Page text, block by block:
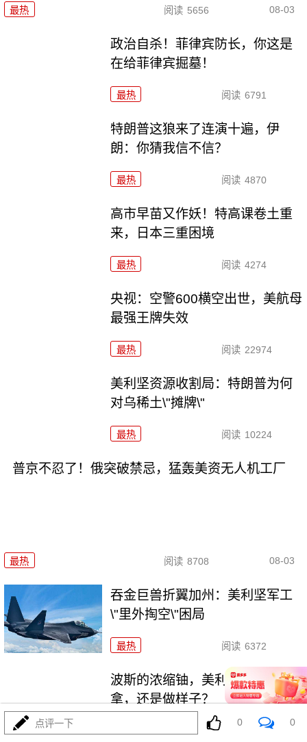
最热 阅读 5656 08-03
政治自杀！菲律宾防长，你这是
在给菲律宾掘墓！
最热 阅读 6791
特朗普这狼来了连演十遍，伊
朗：你猜我信不信？
最热 阅读 4870
高市早苗又作妖！特高课卷土重
来，日本三重困境
最热 阅读 4274
央视：空警600横空出世，美航母
最强王牌失效
最热 阅读 22974
美利坚资源收割局：特朗普为何
对乌稀土\"摊牌\"
最热 阅读 10224
普京不忍了！俄突破禁忌，猛轰美资无人机工厂
最热 阅读 8708 08-03
吞金巨兽折翼加州：美利坚军工
\"里外掏空\"困局
最热 阅读 6372
波斯的浓缩铀，美利坚是真想
拿，还是做样子？
4319
点评一下 0 0